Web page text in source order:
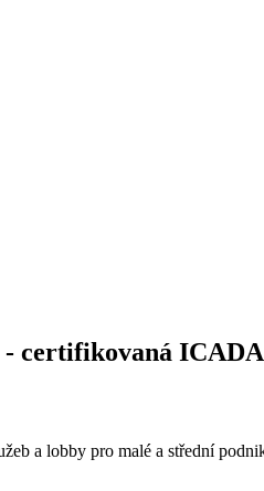
certifikovaná ICADA
a lobby pro malé a střední